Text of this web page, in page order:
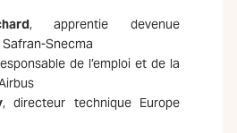
, apprentie devenue
Snecma
de l’emploi et de la
, directeur technique Europe